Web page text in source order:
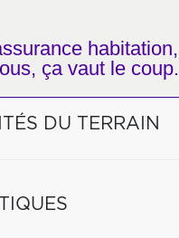
habitation,
ça vaut le coup.
DU TERRAIN